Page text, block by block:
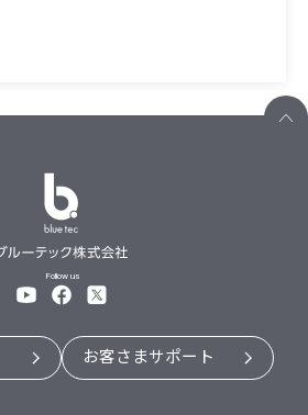
Follow us
お客さまサポート